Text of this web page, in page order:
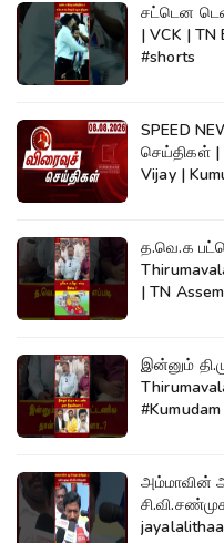
சட்டென
| VCK | TN
#shorts
SPEED
செய்திகள் |
Vijay |
த.வெ.க
| TN
இன்னும்
#Kumudam
அம்மாவின்